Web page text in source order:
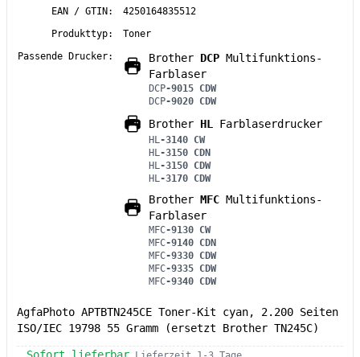
EAN / GTIN:
4250164835512
Produkttyp:
Toner
Passende Drucker:
Brother DCP Multifunktions-
Farblaser
DCP-9015 CDW
DCP-9020 CDW
Brother HL Farblaserdrucker
HL-3140 CW
HL-3150 CDN
HL-3150 CDW
HL-3170 CDW
Brother MFC Multifunktions-
Farblaser
MFC-9130 CW
MFC-9140 CDN
MFC-9330 CDW
MFC-9335 CDW
MFC-9340 CDW
AgfaPhoto APTBTN245CE Toner-Kit cyan, 2.200 Seiten
ISO/IEC 19798 55 Gramm (ersetzt Brother TN245C)